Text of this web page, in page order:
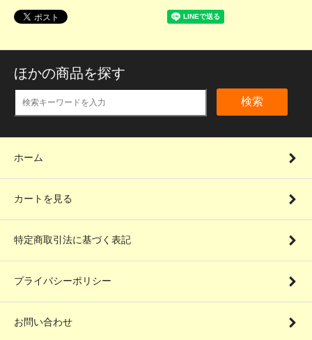
ほかの商品を探す
検索
ホーム
カートを見る
特定商取引法に基づく表記
プライバシーポリシー
お問い合わせ